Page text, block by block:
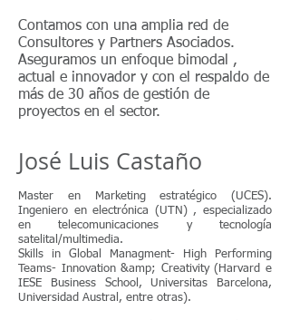
Contamos con una amplia red de
Consultores y Partners Asociados.
Aseguramos un enfoque bimodal ,
actual e innovador y con el respaldo de
más de 30 años de gestión de
proyectos en el sector.
José Luis Castaño
Master en Marketing estratégico (UCES).
Ingeniero en electrónica (UTN) , especializado
en telecomunicaciones y tecnología
satelital/multimedia.
Skills in Global Managment- High Performing
Teams- Innovation &amp; Creativity (Harvard e
IESE Business School, Universitas Barcelona,
Universidad Austral, entre otras).